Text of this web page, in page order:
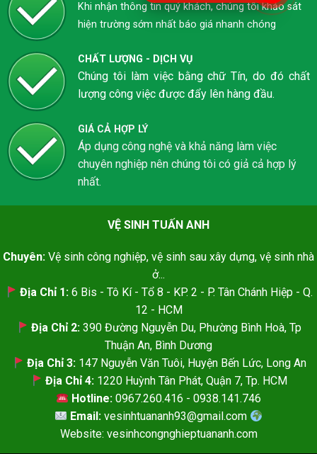
Khi nhận thông tin quý khách, chúng tôi khảo sát
hiện trường sớm nhất báo giá nhanh chóng
CHẤT LƯỢNG - DỊCH VỤ
Chúng tôi làm việc bằng chữ Tín, do đó chất
lượng công việc được đẩy lên hàng đầu.
GIÁ CẢ HỢP LÝ
Áp dụng công nghệ và khả năng làm việc
chuyên nghiệp nên chúng tôi có giả cả hợp lý
nhất.
VỆ SINH TUẤN ANH
Chuyên: Vệ sinh công nghiệp, vệ sinh sau xây dựng, vệ sinh nhà
ở...
Địa Chỉ 1: 6 Bis - Tô Kí - Tổ 8 - KP. 2 - P. Tân Chánh Hiệp - Q.
12 - HCM
Địa Chỉ 2: 390 Đường Nguyễn Du, Phường Bình Hoà, Tp
Thuận An, Bình Dương
Địa Chỉ 3:147 Nguyễn Văn Tuôi, Huyện Bến Lức, Long An
Địa Chỉ 4: 1220 Huỳnh Tân Phát, Quận 7, Tp. HCM
Hotline: 0967.260.416 - 0938.141.746
Email: vesinhtuananh93@gmail.com
Website: vesinhcongnghieptuananh.com